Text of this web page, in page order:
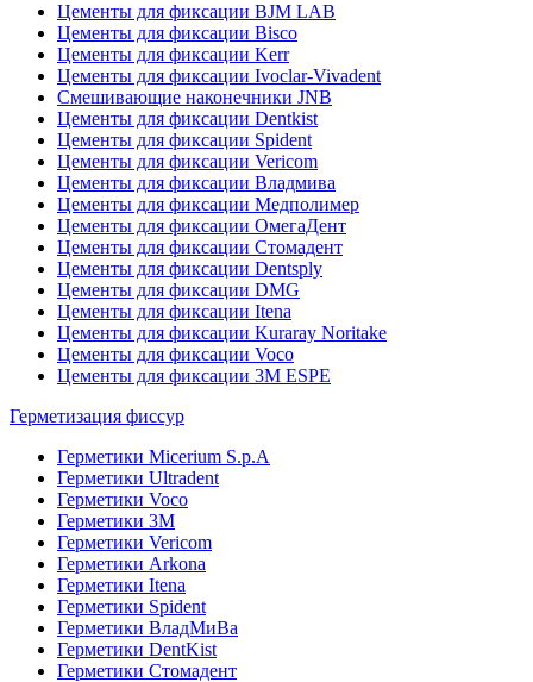
Цементы для фиксации BJM LAB
Цементы для фиксации Bisco
Цементы для фиксации Kerr
Цементы для фиксации Ivoclar-Vivadent
Смешивающие наконечники JNB
Цементы для фиксации Dentkist
Цементы для фиксации Spident
Цементы для фиксации Vericom
Цементы для фиксации Владмива
Цементы для фиксации Медполимер
Цементы для фиксации ОмегаДент
Цементы для фиксации Стомадент
Цементы для фиксации Dentsply
Цементы для фиксации DMG
Цементы для фиксации Itena
Цементы для фиксации Kuraray Noritake
Цементы для фиксации Voco
Цементы для фиксации 3M ESPE
Герметизация фиссур
Герметики Micerium S.p.A
Герметики Ultradent
Герметики Voco
Герметики 3M
Герметики Vericom
Герметики Arkona
Герметики Itena
Герметики Spident
Герметики ВладМиВа
Герметики DentKist
Герметики Стомадент